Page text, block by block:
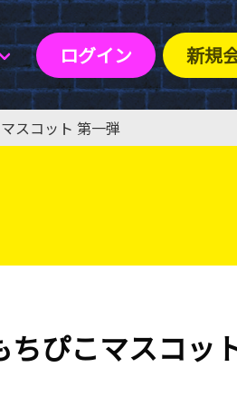
ログイン 新規
スコット 第一弾
ぴこマスコッ